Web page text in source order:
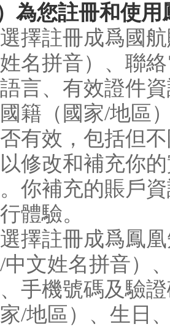
為您註冊和使
擇註冊成爲國
名拼音）、聯
言、有效證件
籍（國家/地區
有效，包括但
修改和補充你
你補充的賬戶
體驗。
擇註冊成爲鳳
中文姓名拼音）
手機號碼及驗
/地區）、生日